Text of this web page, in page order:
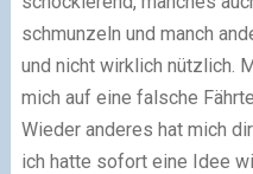
schmunzeln und manch
und nicht wirklich nützlich.
mich auf eine falsche
Wieder anderes hat mich
ich hatte sofort eine Idee